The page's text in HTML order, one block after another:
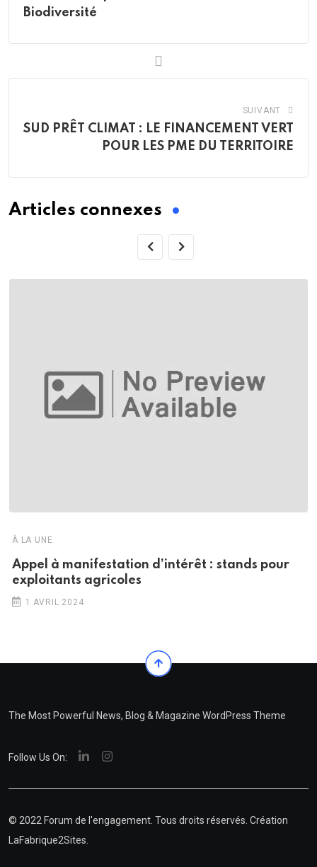
Biodiversité
SUIVANT
SUD PRÊT CLIMAT : LE FINANCEMENT VERT
POUR LES PME DU TERRITOIRE
Articles connexes
À LA UNE
Appel à manifestation d’intérêt : stands pour
exploitants agricoles
1 AVRIL 2024
The Most Powerful News, Blog & Magazine WordPress Theme
Follow Us On:
© 2022 Forum de l'engagement . Tous droits réservés. Création
LaFabrique2Sites